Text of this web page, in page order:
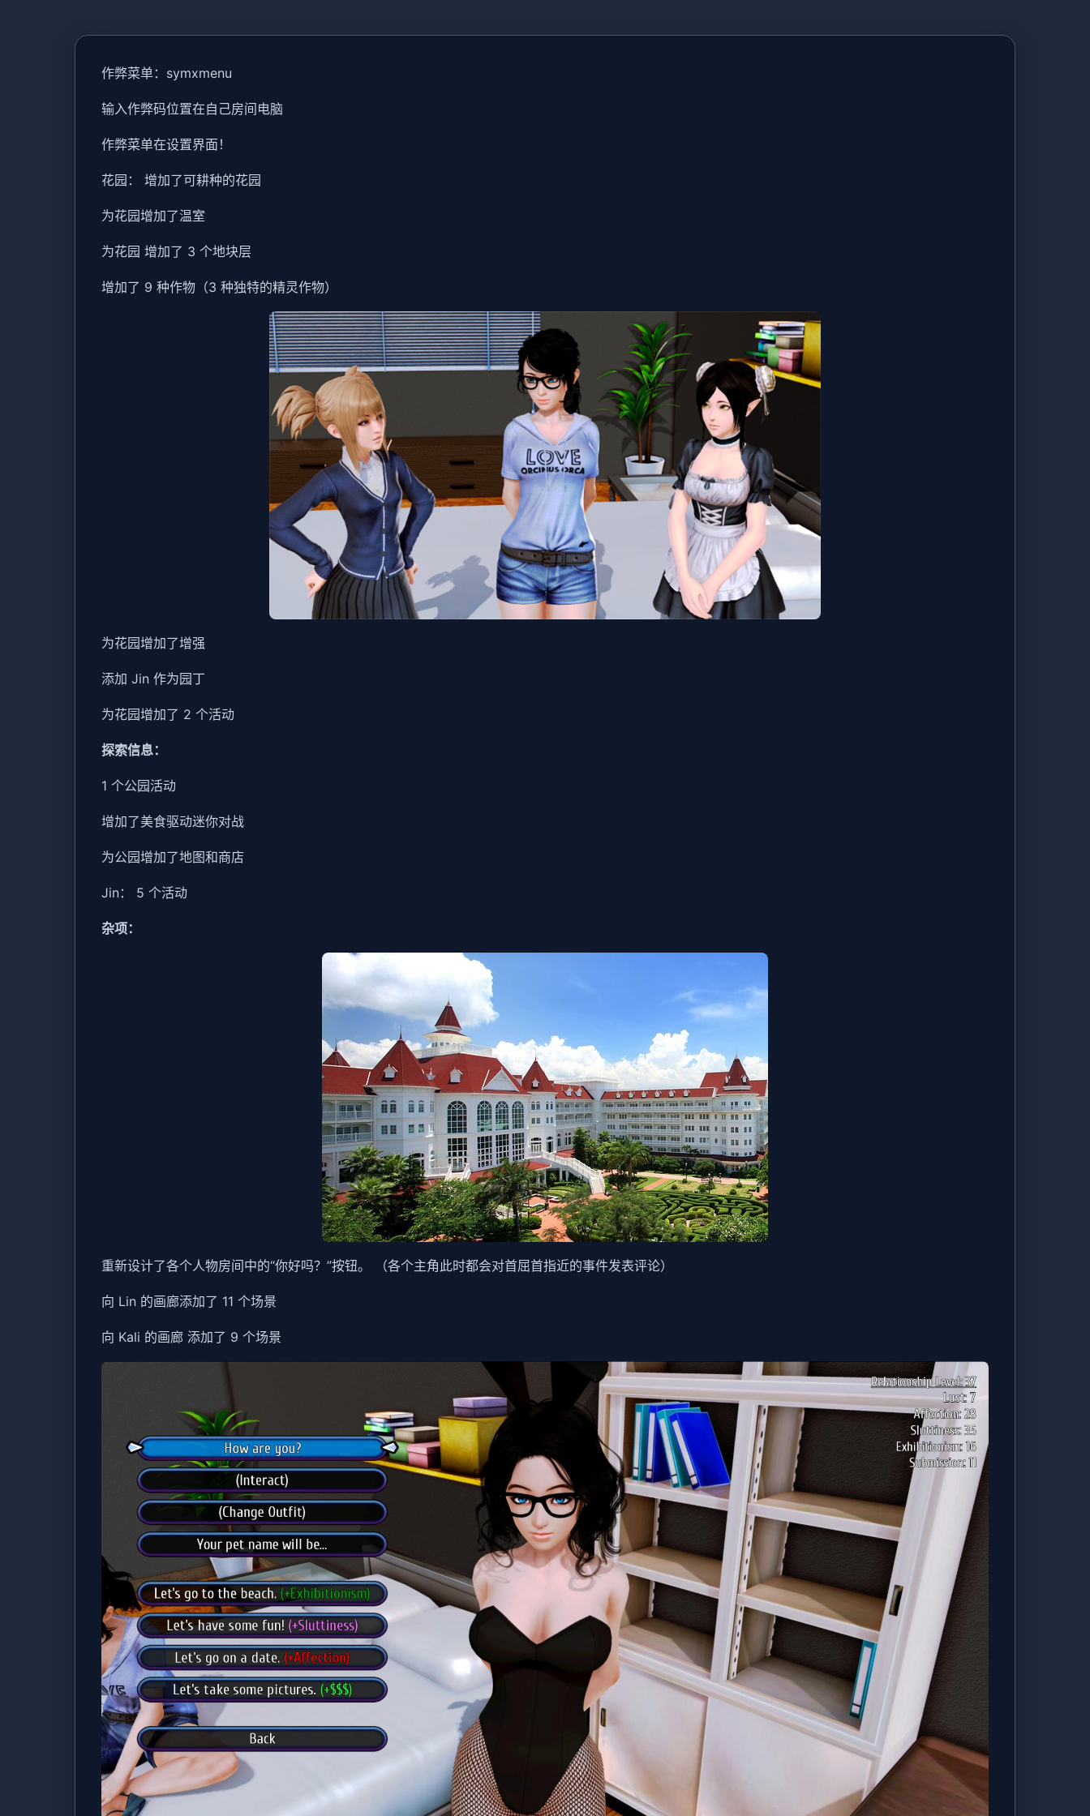
作弊菜单：symxmenu
输入作弊码位置在自己房间电脑
作弊菜单在设置界面！
花园： 增加了可耕种的花园
为花园增加了温室
为花园 增加了 3 个地块层
增加了 9 种作物（3 种独特的精灵作物）
为花园增加了增强
添加 Jin 作为园丁
为花园增加了 2 个活动
探索信息：
1 个公园活动
增加了美食驱动迷你对战
为公园增加了地图和商店
Jin： 5 个活动
杂项：
重新设计了各个人物房间中的“你好吗？”按钮。 （各个主角此时都会对首屈首指近的事件发表评论）
向 Lin 的画廊添加了 11 个场景
向 Kali 的画廊 添加了 9 个场景